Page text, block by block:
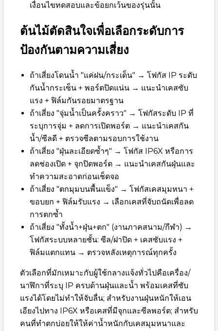
เงื่อนไขทดสอบและข้อยกเว้นของรุ่นนั้น
ต้นไม้ตัดสินใจเพื่อเลือกระดับการ
ป้องกันตามความเสี่ยง
ถ้าเสี่ยงโดนน้ำ "แค่ฝน/กระเด็น" → โฟกัส IP ระดับ
กันน้ำกระเซ็น + พอร์ตปิดแน่น → แนะนำเคสซับ
แรง + ฟิล์มกันรอยมาตรฐาน
ถ้าเสี่ยง "จุ่มน้ำเป็นครั้งคราว" → โฟกัสระดับ IP ที่
ระบุการจุ่ม + ลดการเปิดพอร์ต → แนะนำเคสกัน
น้ำ/ซีลดี + ตรวจซีลตามรอบการใช้งาน
ถ้าเสี่ยง "ฝุ่นละเอียดซ้ำๆ" → โฟกัส IP6X หรือการ
ลดช่องเปิด + จุกปิดพอร์ต → แนะนำเคสกันฝุ่นและ
ทำความสะอาดก่อนเช็ดจอ
ถ้าเสี่ยง "ตกมุมบนพื้นแข็ง" → โฟกัสเคสมุมหนา +
ขอบยก + ฟิล์มรับแรง → เลือกเคสที่จับถนัดเพื่อลด
การตกซ้ำ
ถ้าเสี่ยง "ทั้งน้ำ+ฝุ่น+ตก" (งานภาคสนาม/กีฬา) →
โฟกัสระบบหลายชั้น: ซีล/ฝาปิด + เคสซับแรง +
ฟิล์มแตกแทน → ตรวจหลังเหตุการณ์ทุกครั้ง
ตัวเลือกที่มักเหมาะกับผู้ใช้กลางแจ้งทั่วไปคือเครื่อง/
นาฬิกาที่ระบุ IP ครบด้านฝุ่นและน้ำ พร้อมเคสที่ซับ
แรงได้โดยไม่ทำให้จับลื่น; สำหรับงานฝุ่นหนักให้เอน
เอียงไปทาง IP6X หรือเคสที่มีจุกและซีลพอร์ต; สำหรับ
คนที่ทำตกบ่อยให้ให้ค่าน้ำหนักกับเคสมุมหนาและ